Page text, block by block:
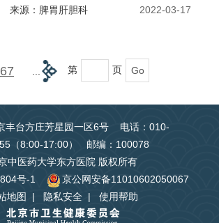
2022-03-17
来源：脾胃肝胆科
67 第 页
丰台方庄芳星园一区6号 电话：010-
（8:00-17:00） 邮编：100078
中医药大学东方医院 版权所有
号-1
京公网安备11010602050067
地图
| 隐私安全 | 使用帮助